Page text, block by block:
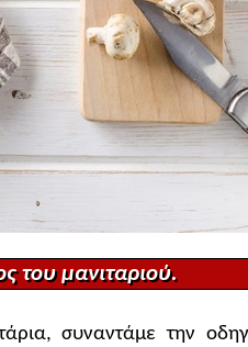
του μανιταριού.
συναντάμε την